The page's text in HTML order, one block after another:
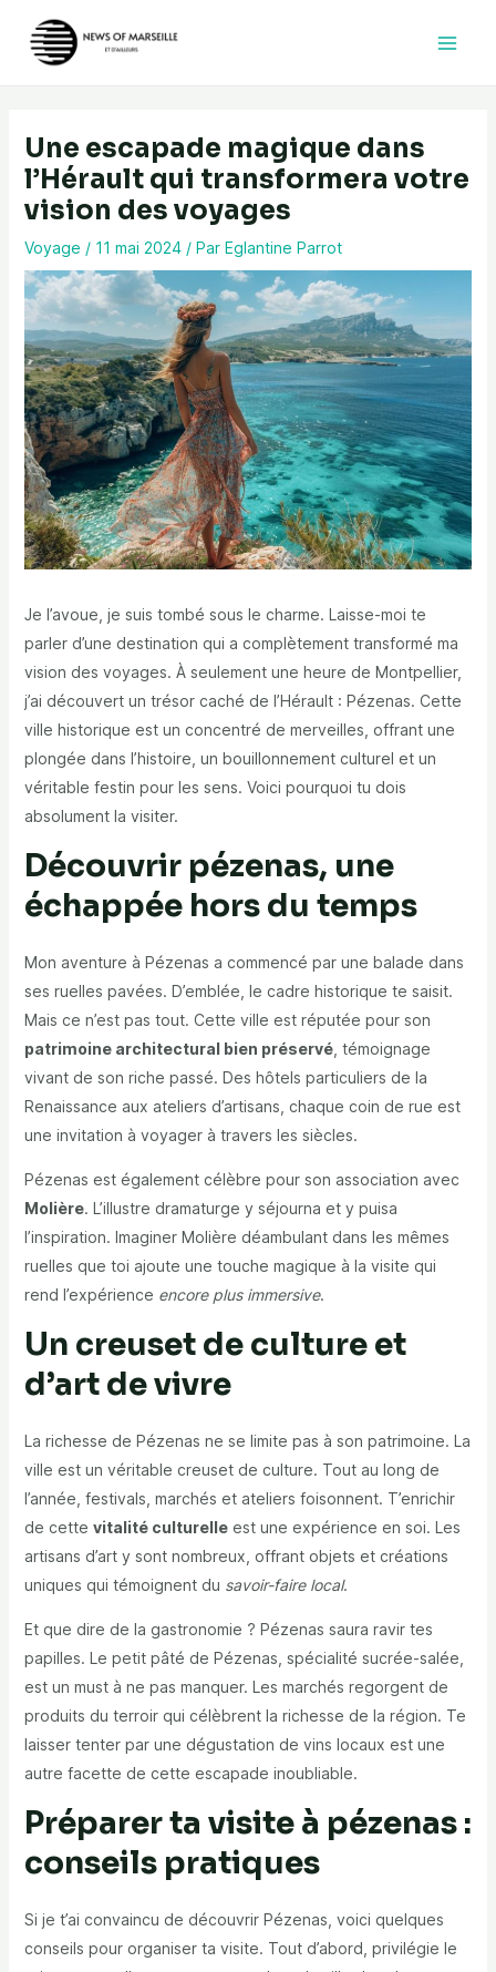
contenu
Une escapade magique dans
l’Hérault qui transformera votre
vision des voyages
Voyage / 11 mai 2024 / Par Eglantine Parrot
Je l’avoue, je suis tombé sous le charme. Laisse-moi te
parler d’une destination qui a complètement transformé ma
vision des voyages. À seulement une heure de Montpellier,
j’ai découvert un trésor caché de l’Hérault : Pézenas. Cette
ville historique est un concentré de merveilles, offrant une
plongée dans l’histoire, un bouillonnement culturel et un
véritable festin pour les sens. Voici pourquoi tu dois
absolument la visiter.
Découvrir pézenas, une
échappée hors du temps
Mon aventure à Pézenas a commencé par une balade dans
ses ruelles pavées. D’emblée, le cadre historique te saisit.
Mais ce n’est pas tout. Cette ville est réputée pour son
patrimoine architectural bien préservé, témoignage
vivant de son riche passé. Des hôtels particuliers de la
Renaissance aux ateliers d’artisans, chaque coin de rue est
une invitation à voyager à travers les siècles.
Pézenas est également célèbre pour son association avec
Molière. L’illustre dramaturge y séjourna et y puisa
l’inspiration. Imaginer Molière déambulant dans les mêmes
ruelles que toi ajoute une touche magique à la visite qui
rend l’expérience encore plus immersive.
Un creuset de culture et
d’art de vivre
La richesse de Pézenas ne se limite pas à son patrimoine. La
ville est un véritable creuset de culture. Tout au long de
l’année, festivals, marchés et ateliers foisonnent. T’enrichir
de cette vitalité culturelleest une expérience en soi. Les
artisans d’art y sont nombreux, offrant objets et créations
uniques qui témoignent du savoir-faire local.
Et que dire de la gastronomie ? Pézenas saura ravir tes
papilles. Le petit pâté de Pézenas, spécialité sucrée-salée,
est un must à ne pas manquer. Les marchés regorgent de
produits du terroir qui célèbrent la richesse de la région. Te
laisser tenter par une dégustation de vins locaux est une
autre facette de cette escapade inoubliable.
Préparer ta visite à pézenas :
conseils pratiques
Si je t’ai convaincu de découvrir Pézenas, voici quelques
conseils pour organiser ta visite. Tout d’abord, privilégie le